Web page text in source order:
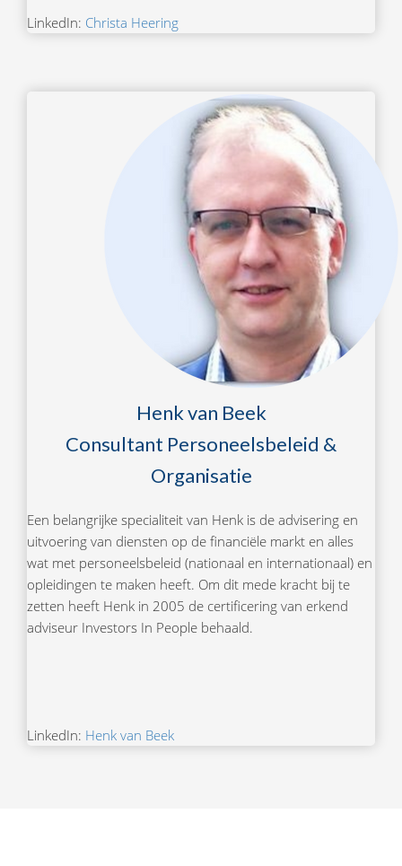
LinkedIn: Christa Heering
Henk van Beek
Consultant Personeelsbeleid &
Organisatie
Een belangrijke specialiteit van Henk is de advisering en
uitvoering van diensten op de financiële markt en alles
wat met personeelsbeleid (nationaal en internationaal) en
opleidingen te maken heeft. Om dit mede kracht bij te
zetten heeft Henk in 2005 de certificering van erkend
adviseur Investors In People behaald.
LinkedIn: Henk van Beek